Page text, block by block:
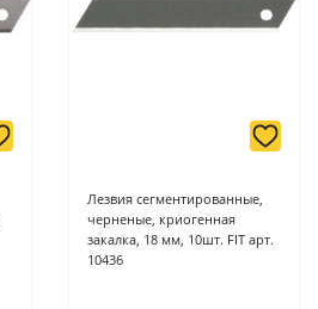
Лезвия сегментированные,
черненые, криогенная
закалка, 18 мм, 10шт. FIT арт.
10436